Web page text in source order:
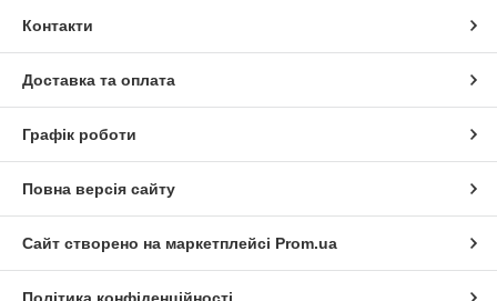
Контакти
Доставка та оплата
Графік роботи
Повна версія сайту
Сайт створено на маркетплейсі Prom.ua